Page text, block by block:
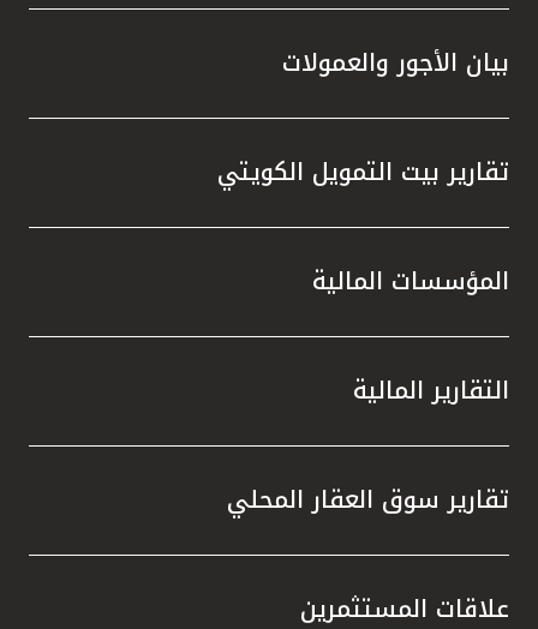
بيان الأجور والعمولات
تقارير بيت التمويل الكويتي
المؤسسات المالية
التقارير المالية
تقارير سوق العقار المحلي
علاقات المستثمرين